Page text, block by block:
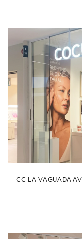
CC LA VAGUADA